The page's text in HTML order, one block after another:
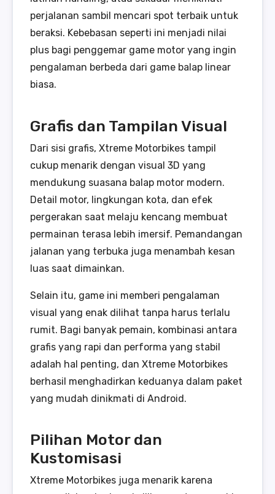
perjalanan sambil mencari spot terbaik untuk
beraksi. Kebebasan seperti ini menjadi nilai
plus bagi penggemar game motor yang ingin
pengalaman berbeda dari game balap linear
biasa.
Grafis dan Tampilan Visual
Dari sisi grafis, Xtreme Motorbikes tampil
cukup menarik dengan visual 3D yang
mendukung suasana balap motor modern.
Detail motor, lingkungan kota, dan efek
pergerakan saat melaju kencang membuat
permainan terasa lebih imersif. Pemandangan
jalanan yang terbuka juga menambah kesan
luas saat dimainkan.
Selain itu, game ini memberi pengalaman
visual yang enak dilihat tanpa harus terlalu
rumit. Bagi banyak pemain, kombinasi antara
grafis yang rapi dan performa yang stabil
adalah hal penting, dan Xtreme Motorbikes
berhasil menghadirkan keduanya dalam paket
yang mudah dinikmati di Android.
Pilihan Motor dan
Kustomisasi
Xtreme Motorbikes juga menarik karena